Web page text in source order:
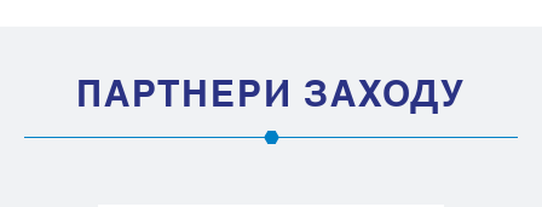
ПАРТНЕРИ ЗАХОДУ